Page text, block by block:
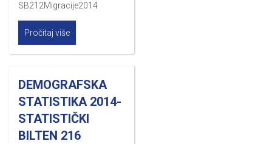
SB212Migracije2014
Pročitaj više
DEMOGRAFSKA
STATISTIKA 2014-
STATISTIČKI
BILTEN 216